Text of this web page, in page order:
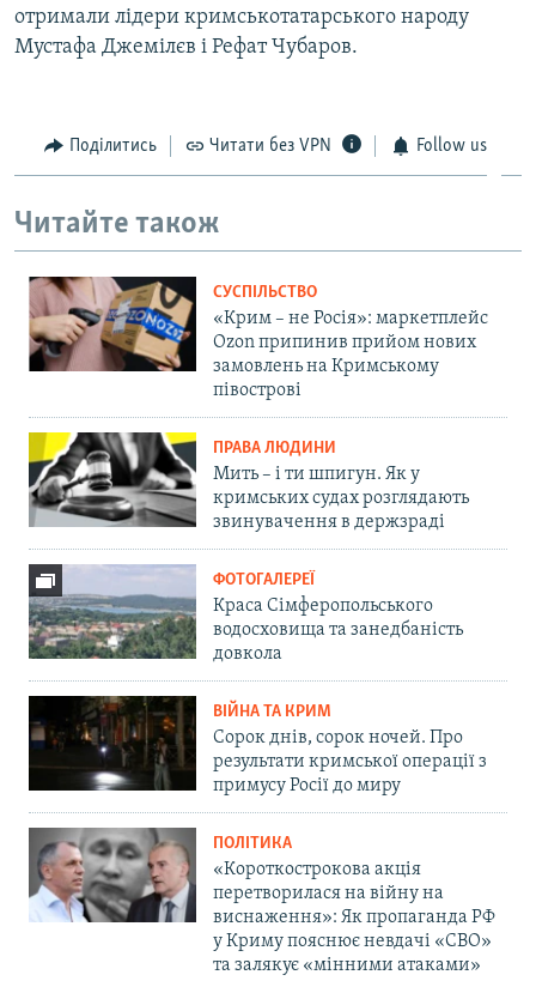
отримали лідери кримськотатарського народу
Мустафа Джемілєв і Рефат Чубаров.
Поділитись Читати без VPN Follow us
Читайте також
СУСПІЛЬСТВО
«Крим – не Росія»: маркетплейс
Ozon припинив прийом нових
замовлень на Кримському
півострові
ПРАВА ЛЮДИНИ
Мить – і ти шпигун. Як у
кримських судах розглядають
звинувачення в держзраді
ФОТОГАЛЕРЕЇ
Краса Сімферопольського
водосховища та занедбаність
довкола
ВІЙНА ТА КРИМ
Сорок днів, сорок ночей. Про
результати кримської операції з
примусу Росії до миру
ПОЛІТИКА
«Короткострокова акція
перетворилася на війну на
виснаження»: Як пропаганда РФ
у Криму пояснює невдачі «СВО»
та залякує «мінними атаками»